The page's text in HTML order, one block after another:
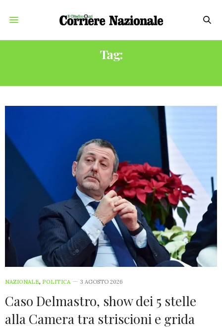
Tag:
NAZIONALE, POLITICA 3 AGOSTO 2026
Caso Delmastro, show dei 5 stelle
alla Camera tra striscioni e grida